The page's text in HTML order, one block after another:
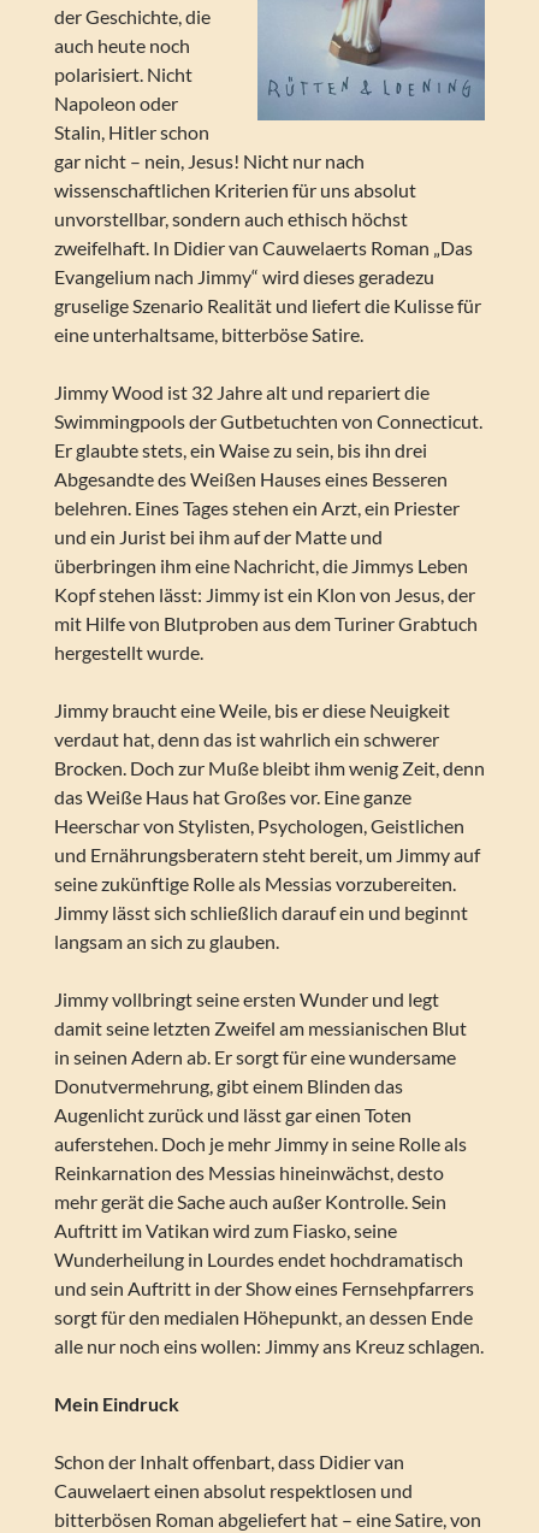
der Geschichte, die
auch heute noch
polarisiert. Nicht
Napoleon oder
Stalin, Hitler schon
gar nicht – nein, Jesus! Nicht nur nach
wissenschaftlichen Kriterien für uns absolut
unvorstellbar, sondern auch ethisch höchst
zweifelhaft. In Didier van Cauwelaerts Roman „Das
Evangelium nach Jimmy“ wird dieses geradezu
gruselige Szenario Realität und liefert die Kulisse für
eine unterhaltsame, bitterböse Satire.
Jimmy Wood ist 32 Jahre alt und repariert die
Swimmingpools der Gutbetuchten von Connecticut.
Er glaubte stets, ein Waise zu sein, bis ihn drei
Abgesandte des Weißen Hauses eines Besseren
belehren. Eines Tages stehen ein Arzt, ein Priester
und ein Jurist bei ihm auf der Matte und
überbringen ihm eine Nachricht, die Jimmys Leben
Kopf stehen lässt: Jimmy ist ein Klon von Jesus, der
mit Hilfe von Blutproben aus dem Turiner Grabtuch
hergestellt wurde.
Jimmy braucht eine Weile, bis er diese Neuigkeit
verdaut hat, denn das ist wahrlich ein schwerer
Brocken. Doch zur Muße bleibt ihm wenig Zeit, denn
das Weiße Haus hat Großes vor. Eine ganze
Heerschar von Stylisten, Psychologen, Geistlichen
und Ernährungsberatern steht bereit, um Jimmy auf
seine zukünftige Rolle als Messias vorzubereiten.
Jimmy lässt sich schließlich darauf ein und beginnt
langsam an sich zu glauben.
Jimmy vollbringt seine ersten Wunder und legt
damit seine letzten Zweifel am messianischen Blut
in seinen Adern ab. Er sorgt für eine wundersame
Donutvermehrung, gibt einem Blinden das
Augenlicht zurück und lässt gar einen Toten
auferstehen. Doch je mehr Jimmy in seine Rolle als
Reinkarnation des Messias hineinwächst, desto
mehr gerät die Sache auch außer Kontrolle. Sein
Auftritt im Vatikan wird zum Fiasko, seine
Wunderheilung in Lourdes endet hochdramatisch
und sein Auftritt in der Show eines Fernsehpfarrers
sorgt für den medialen Höhepunkt, an dessen Ende
alle nur noch eins wollen: Jimmy ans Kreuz schlagen.
Mein Eindruck
Schon der Inhalt offenbart, dass Didier van
Cauwelaert einen absolut respektlosen und
bitterbösen Roman abgeliefert hat – eine Satire, von